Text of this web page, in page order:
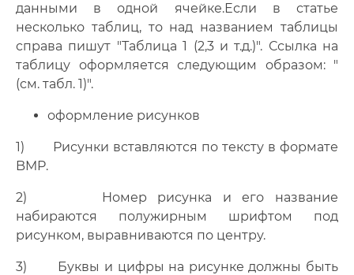
данными в одной ячейке.Если в статье
несколько таблиц, то над названием таблицы
справа пишут "Таблица 1 (2,3 и т.д.)". Ссылка на
таблицу оформляется следующим образом: "
(см. табл. 1)".
оформление рисунков
1) Рисунки вставляются по тексту в формате
BMP.
2) Номер рисунка и его название
набираются полужирным шрифтом под
рисунком, выравниваются по центру.
3) Буквы и цифры на рисунке должны быть